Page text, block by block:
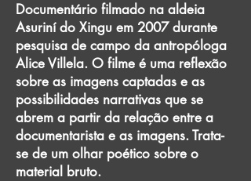
Documentário filmado na aldeia
Asuriní do Xingu em 2007 durante
pesquisa de campo da antropóloga
Alice Villela. O filme é uma reflexão
sobre as imagens captadas e as
possibilidades narrativas que se
abrem a partir da relação entre a
documentarista e as imagens. Trata-
se de um olhar poético sobre o
material bruto.